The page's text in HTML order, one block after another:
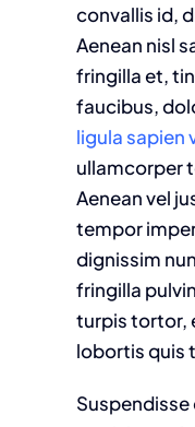
convallis id,
Aenean nisl
fringilla et,
faucibus,
ligula sapien
ullamcorper
Aenean vel
tempor
dignissim
fringilla
turpis tortor,
lobortis quis